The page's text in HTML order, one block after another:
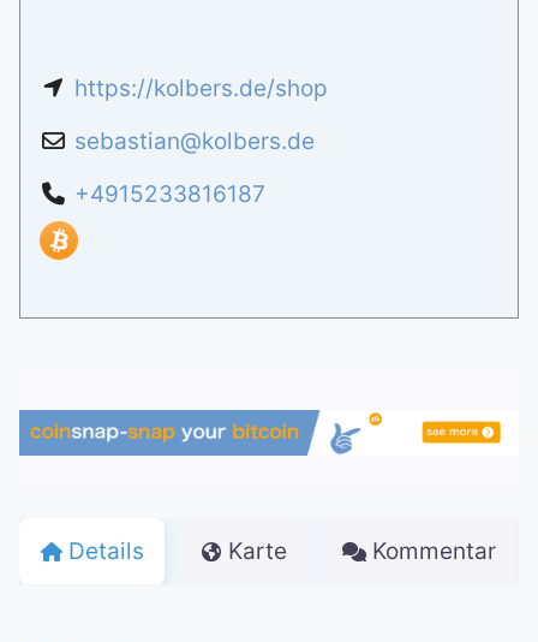
https://kolbers.de/shop
sebastian@kolbers.de
+4915233816187
Details Karte Kommentar